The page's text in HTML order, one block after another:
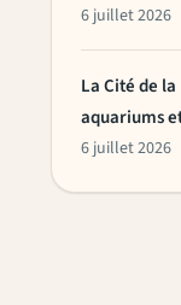
6 juillet 2026
La Cité de
aquariums
6 juillet 2026